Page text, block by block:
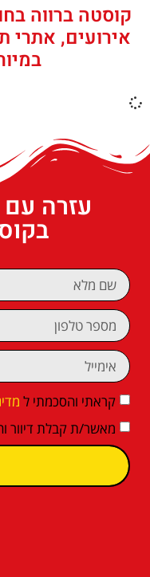
קוסטה ברווה
אירועים, אתרי
עזרה
קראתי והסכמתי ל
מאשר/ת קבלת דיוור